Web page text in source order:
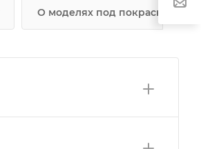
О моделях под покраску